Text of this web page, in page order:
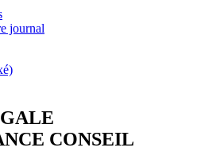
journal
CONSEIL